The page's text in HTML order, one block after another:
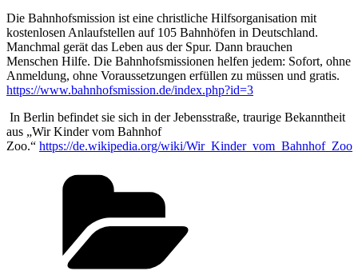
Die Bahnhofsmission ist eine christliche Hilfsorganisation mit
kostenlosen Anlaufstellen auf 105 Bahnhöfen in Deutschland.
Manchmal gerät das Leben aus der Spur. Dann brauchen
Menschen Hilfe. Die Bahnhofsmissionen helfen jedem: Sofort, ohne
Anmeldung, ohne Voraussetzungen erfüllen zu müssen und gratis.
https://www.bahnhofsmission.de/index.php?id=3
In Berlin befindet sie sich in der Jebensstraße, traurige Bekanntheit
aus „Wir Kinder vom Bahnhof
Zoo.“ https://de.wikipedia.org/wiki/Wir_Kinder_vom_Bahnhof_Zoo